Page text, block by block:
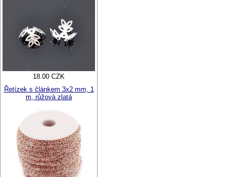
18.00 CZK
Řetízek s článkem 3x2 mm, 1
m, růžová zlatá